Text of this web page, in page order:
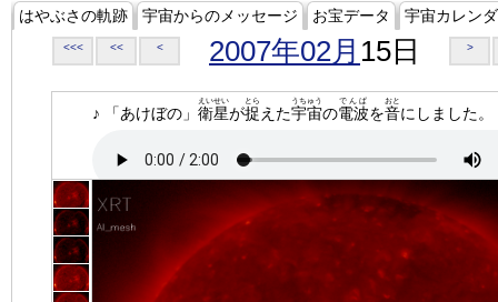
はやぶさの軌跡 宇宙からのメッセージ お宝データ 宇宙カレン
<<< << < 2007年02月 15日 >
♪ 「あけぼの」 衛星
えいせい
が捉
とら
えた宇宙
うちゅう
の電波
でんぱ
を音
おと
にしました。